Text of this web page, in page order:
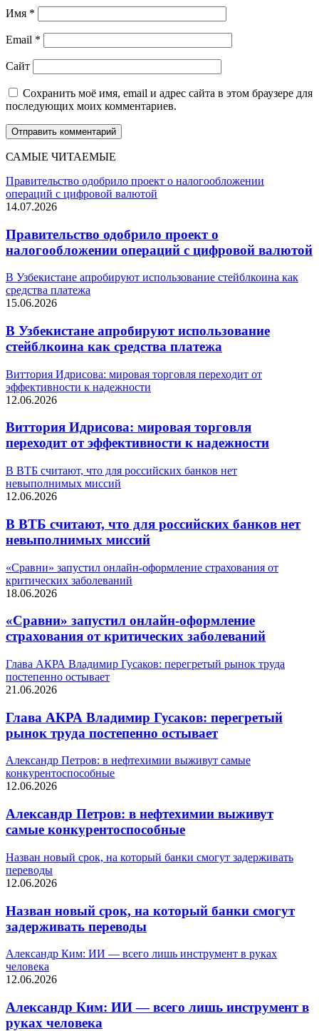
Имя *
Email *
Сайт
Сохранить моё имя, email и адрес сайта в этом браузере для
последующих моих комментариев.
САМЫЕ ЧИТАЕМЫЕ
Правительство одобрило проект о налогообложении
операций с цифровой валютой
14.07.2026
Правительство одобрило проект о
налогообложении операций с цифровой валютой
В Узбекистане апробируют использование стейблкоина как
средства платежа
15.06.2026
В Узбекистане апробируют использование
стейблкоина как средства платежа
Виттория Идрисова: мировая торговля переходит от
эффективности к надежности
12.06.2026
Виттория Идрисова: мировая торговля
переходит от эффективности к надежности
В ВТБ считают, что для российских банков нет
невыполнимых миссий
12.06.2026
В ВТБ считают, что для российских банков нет
невыполнимых миссий
«Сравни» запустил онлайн-оформление страхования от
критических заболеваний
18.06.2026
«Сравни» запустил онлайн-оформление
страхования от критических заболеваний
Глава АКРА Владимир Гусаков: перегретый рынок труда
постепенно остывает
21.06.2026
Глава АКРА Владимир Гусаков: перегретый
рынок труда постепенно остывает
Александр Петров: в нефтехимии выживут самые
конкурентоспособные
12.06.2026
Александр Петров: в нефтехимии выживут
самые конкурентоспособные
Назван новый срок, на который банки смогут задерживать
переводы
12.06.2026
Назван новый срок, на который банки смогут
задерживать переводы
Александр Ким: ИИ — всего лишь инструмент в руках
человека
12.06.2026
Александр Ким: ИИ — всего лишь инструмент в
руках человека